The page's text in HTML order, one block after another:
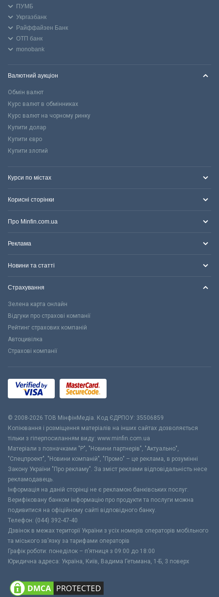
ПУМБ
Укргазбанк
Райффайзен Банк
ОТП банк
monobank
Валютний аукціон
Обмін валют
Курс валют в обмінниках
Курс валют на чорному ринку
Купити долар
Купити євро
Купити злотий
Курси по містах
Корисні сторінки
Про Minfin.com.ua
Реклама
Новини та статті
Страхування
Зелена карта онлайн
Відгуки про страхові компанії
Рейтинг страхових компаній
Автоцивілка
Страхові компанії
© 2008-2026 ТОВ МiнфiнМедiа. Код ЄДРПОУ: 35506859
Копіювання і розміщення матеріалів на інших сайтах дозволяється
тільки з гіперпосиланням виду: www.minfin.com.ua
Матеріали з позначками "Р", "Новини партнерів", "Актуально",
"Спецпроект", "Новини компаній", "Промо" – це реклама, в розумінні
Закону України "Про рекламу". За зміст реклами відповідальність несе
рекламодавець.
Інформація на даній сторінці не є рекламою банківських послуг.
Верифіковану банком інформацію про продукти та послуги можна
подивитися на офіційному сайті відповідного банку.
Телефон: (044) 392-47-40
Дзвінок в межах території України з усіх номерів операторів мобільного
та міського зв’язку за тарифами операторів
Графік роботи: понеділок – п’ятниця з 09:00 до 18:00
Юридична адреса: Україна, Київ, Вадима Гетьмана, 1-Б, 3 поверх